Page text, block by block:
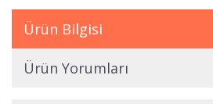
Ürün Bilgisi
Ürün Yorumları